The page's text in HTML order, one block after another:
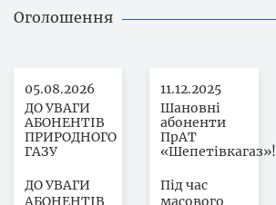
Оголошення
05.08.2026
ДО УВАГИ
АБОНЕНТІВ
ПРИРОДНОГО
ГАЗУ
ДО УВАГИ
АБОНЕНТІВ
11.12.2025
Шановні
абоненти
ПрАТ
«Шепетівкагаз»!
Під час
масового